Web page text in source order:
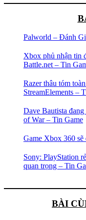
Palworld – Đánh
Xbox phủ nhận tin
Battle.net – Tin
Razer thâu tóm
StreamElements –
Dave Bautista
of War – Tin Game
Game Xbox 360
Sony: PlayStation
quan trọng – Tin
BÀI